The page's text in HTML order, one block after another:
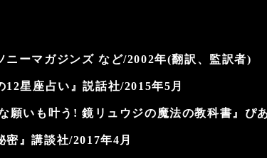
ニーマガジンズ など/2002年(翻訳、監訳者)
12星座占い』説話社/2015年5月
願いも叶う! 鏡リュウジの魔法の教科書』ぴ
密』講談社/2017年4月